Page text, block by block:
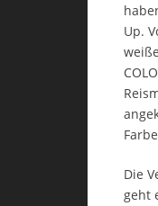
Up.
Die
geht